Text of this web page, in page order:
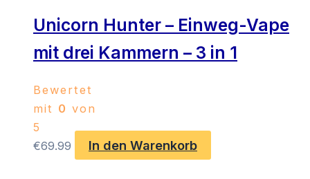
Unicorn Hunter – Einweg-Vape
mit drei Kammern – 3 in 1
Bewertet
mit 0 von
5
€69.99 In den Warenkorb